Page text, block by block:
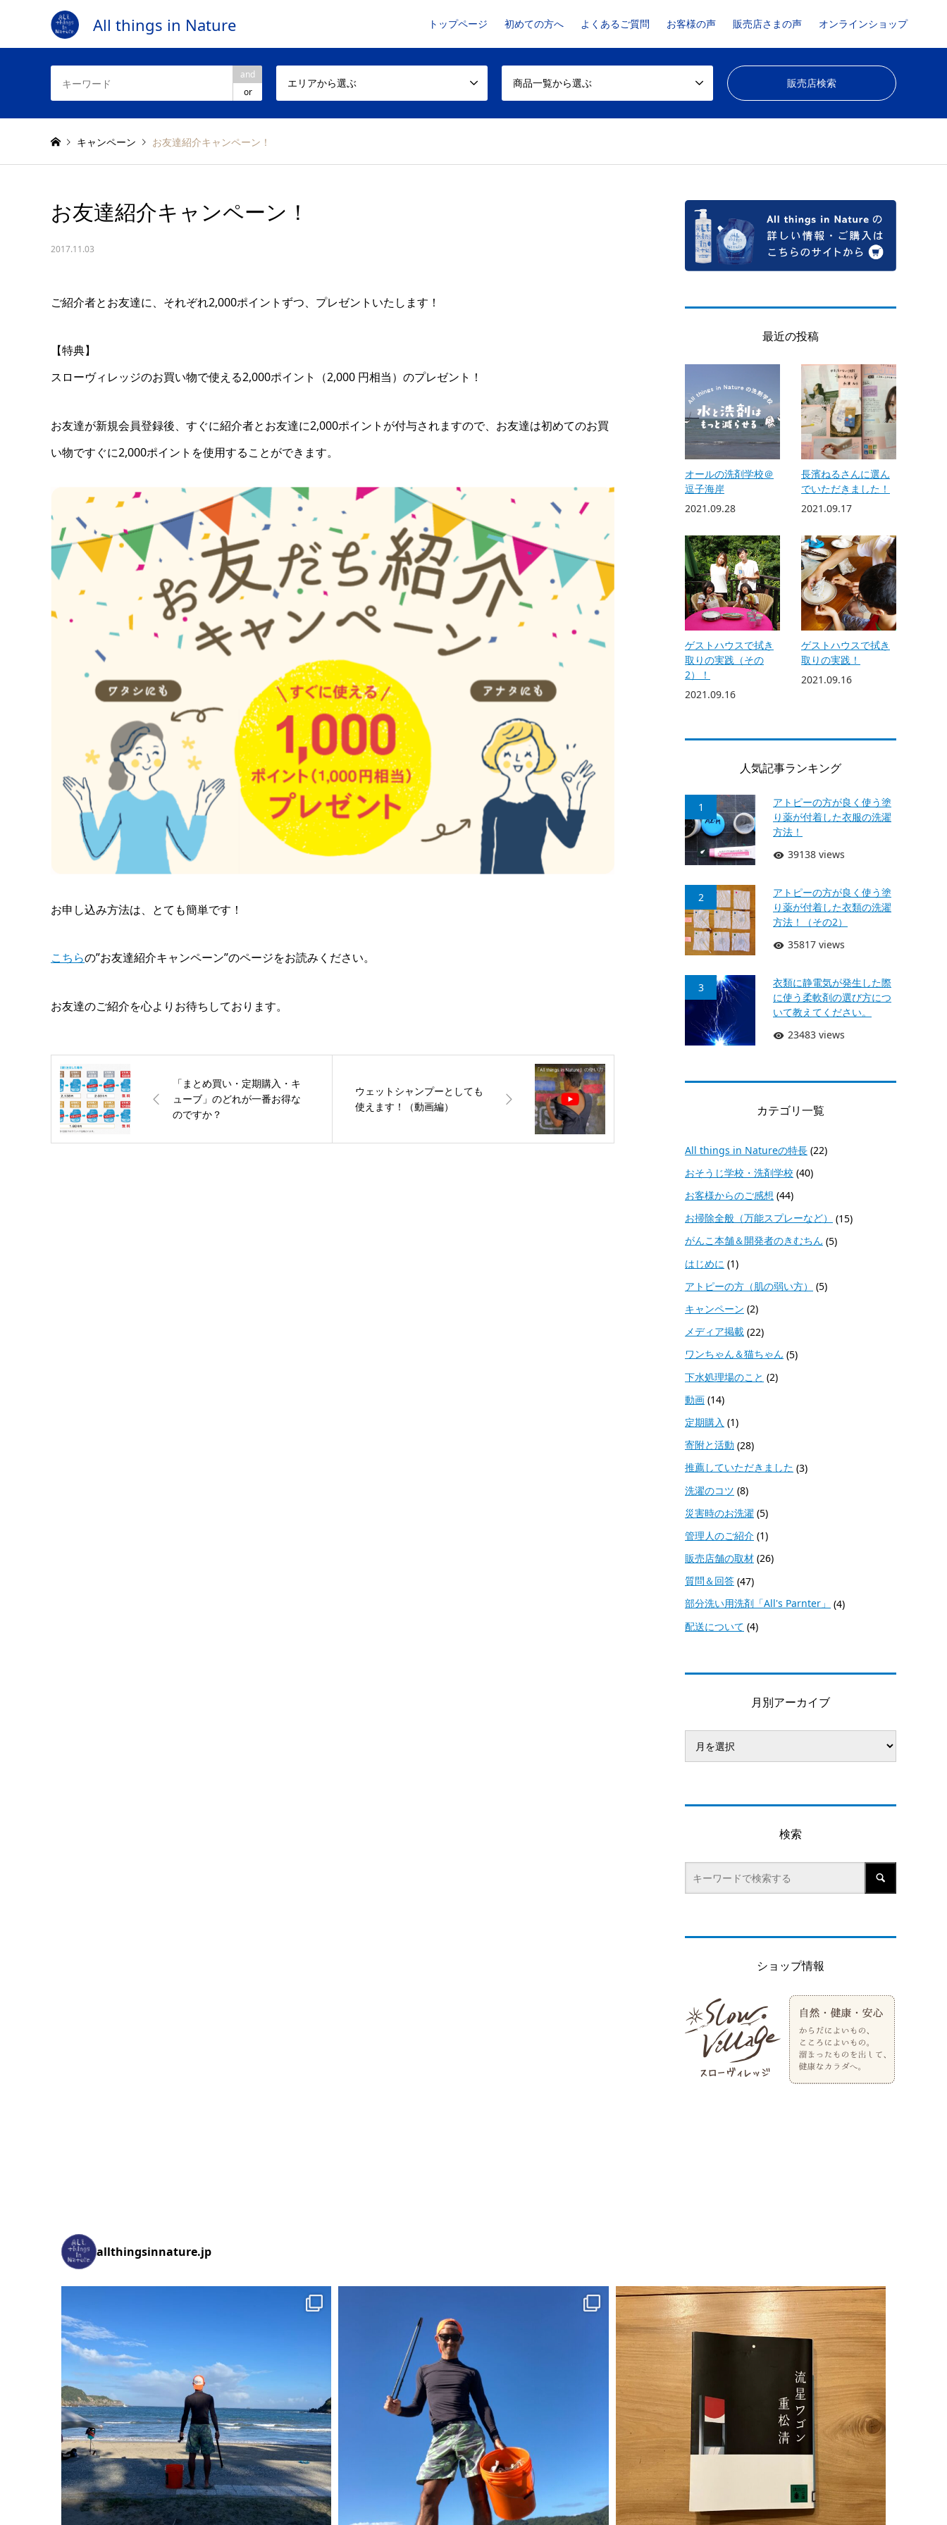
All things in Nature トップページ 初めての方へ よくあるご質問 お客様の声 販売店さまの声 オンラインショップ
and
or
エリアから選ぶ 商品一覧から選ぶ
キャンペーン お友達紹介キャンペーン！
お友達紹介キャンペーン！
2017.11.03
ご紹介者とお友達に、それぞれ2,000ポイントずつ、プレゼントいたします！
【特典】
スローヴィレッジのお買い物で使える2,000ポイント（2,000 円相当）のプレゼント！
お友達が新規会員登録後、すぐに紹介者とお友達に2,000ポイントが付与されますので、お友達は初めてのお買
い物ですぐに2,000ポイントを使用することができます。
お申し込み方法は、とても簡単です！
こちらの”お友達紹介キャンペーン”のページをお読みください。
お友達のご紹介を心よりお待ちしております。
「まとめ買い・定期購入・キ
ューブ」のどれが一番お得な
のですか？
ウェットシャンプーとしても
使えます！（動画編）
最近の投稿
オールの洗剤学校＠
逗子海岸
2021.09.28
長濱ねるさんに選ん
でいただきました！
2021.09.17
ゲストハウスで拭き
取りの実践（その
2）！
2021.09.16
ゲストハウスで拭き
取りの実践！
2021.09.16
人気記事ランキング
1
アトピーの方が良く使う塗
り薬が付着した衣服の洗濯
方法！
39138 views
2
アトピーの方が良く使う塗
り薬が付着した衣類の洗濯
方法！（その2）
35817 views
3
衣類に静電気が発生した際
に使う柔軟剤の選び方につ
いて教えてください。
23483 views
カテゴリ一覧
All things in Natureの特長 (22)
おそうじ学校・洗剤学校 (40)
お客様からのご感想 (44)
お掃除全般（万能スプレーなど）
(15)
がんこ本舗＆開発者のきむちん (5)
はじめに (1)
アトピーの方（肌の弱い方）
(5)
キャンペーン (2)
メディア掲載 (22)
ワンちゃん＆猫ちゃん (5)
下水処理場のこと (2)
動画 (14)
定期購入 (1)
寄附と活動 (28)
推薦していただきました (3)
洗濯のコツ (8)
災害時のお洗濯 (5)
管理人のご紹介 (1)
販売店舗の取材 (26)
質問＆回答 (47)
部分洗い用洗剤「All's Parnter」
(4)
配送について (4)
月別アーカイブ
検索
ショップ情報
allthingsinnature.jp